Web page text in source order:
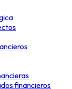
financieros